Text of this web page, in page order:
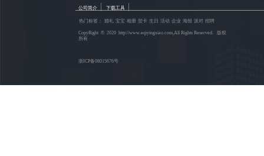
公司简介 | 下载工具 |
热门标签： 婚礼 宝宝 相册 贺卡 生日 活动 企业 海报 派对 招聘
CopyRight © 2020 http://www.eqiyingxiao.com,All Rights Reserved. 版权
所有
浙ICP备08015676号